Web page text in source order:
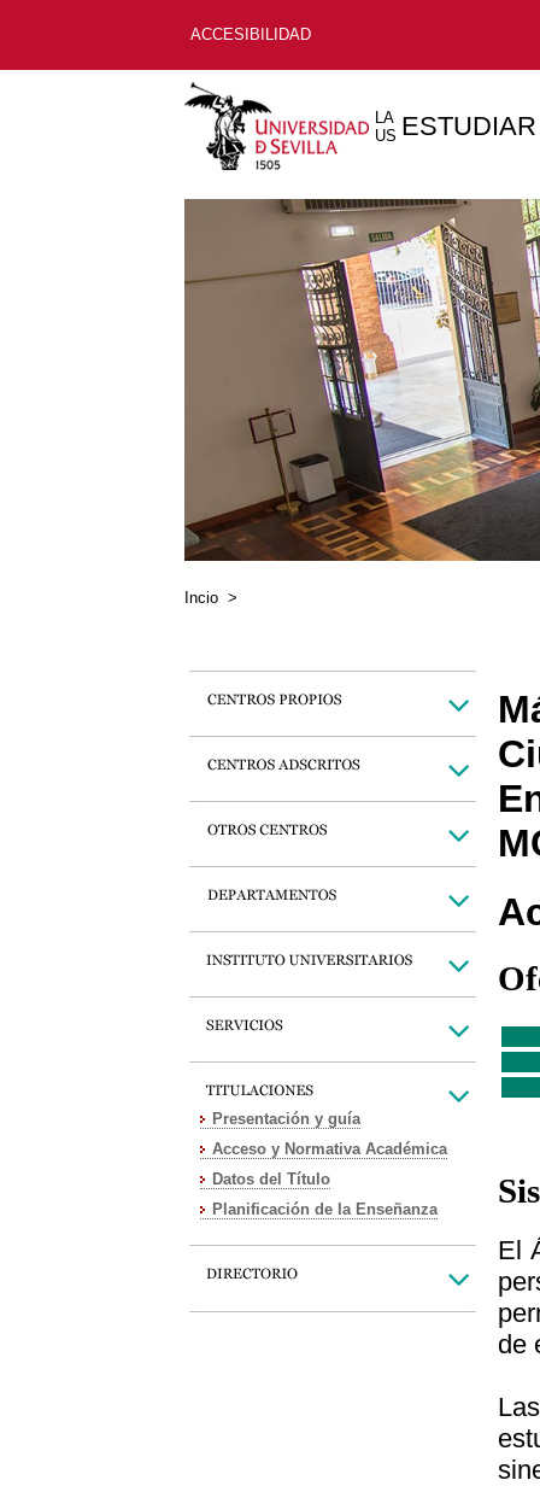
ACCESIBILIDAD
LA
US ESTUDIAR
Incio >
Presentación y guía
Acceso y Normativa Académica
Datos del Título
Planificación de la Enseñanza
El
de